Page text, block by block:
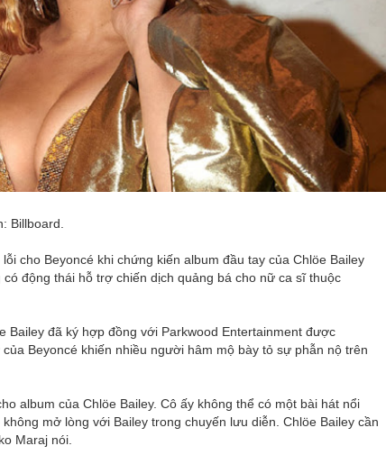
Billboard.
cho Beyoncé khi chứng kiến album đầu tay của Chlöe Bailey
động thái hỗ trợ chiến dịch quảng bá cho nữ ca sĩ thuộc
Bailey đã ký hợp đồng với Parkwood Entertainment được
Beyoncé khiến nhiều người hâm mộ bày tỏ sự phẫn nộ trên
album của Chlöe Bailey. Cô ấy không thể có một bài hát nổi
mở lòng với Bailey trong chuyến lưu diễn. Chlöe Bailey cần
Maraj nói.